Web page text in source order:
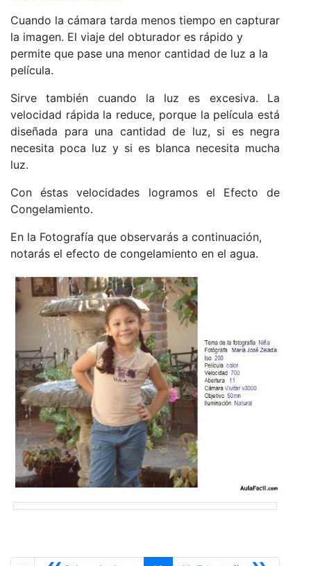
Cuando la cámara tarda menos tiempo en capturar
la imagen. El viaje del obturador es rápido y
permite que pase una menor cantidad de luz a la
película.
Sirve también cuando la luz es excesiva. La
velocidad rápida la reduce, porque la película está
diseñada para una cantidad de luz, si es negra
necesita poca luz y si es blanca necesita mucha
luz.
Con éstas velocidades logramos el Efecto de
Congelamiento.
En la Fotografía que observarás a continuación,
notarás el efecto de congelamiento en el agua.